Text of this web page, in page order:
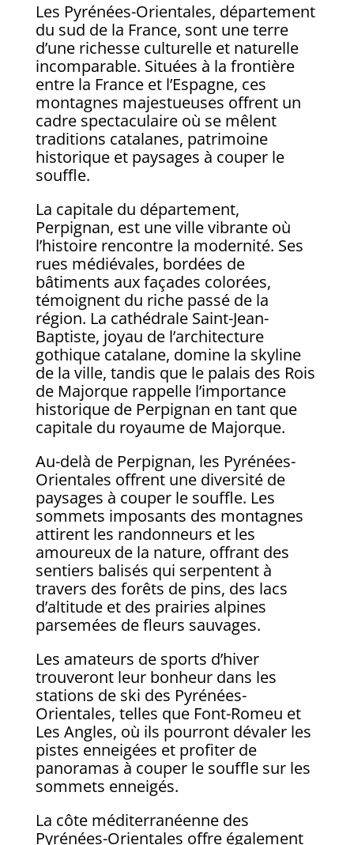
Les Pyrénées-Orientales, département
du sud de la France, sont une terre
d’une richesse culturelle et naturelle
incomparable. Situées à la frontière
entre la France et l’Espagne, ces
montagnes majestueuses offrent un
cadre spectaculaire où se mêlent
traditions catalanes, patrimoine
historique et paysages à couper le
souffle.
La capitale du département,
Perpignan, est une ville vibrante où
l’histoire rencontre la modernité. Ses
rues médiévales, bordées de
bâtiments aux façades colorées,
témoignent du riche passé de la
région. La cathédrale Saint-Jean-
Baptiste, joyau de l’architecture
gothique catalane, domine la skyline
de la ville, tandis que le palais des Rois
de Majorque rappelle l’importance
historique de Perpignan en tant que
capitale du royaume de Majorque.
Au-delà de Perpignan, les Pyrénées-
Orientales offrent une diversité de
paysages à couper le souffle. Les
sommets imposants des montagnes
attirent les randonneurs et les
amoureux de la nature, offrant des
sentiers balisés qui serpentent à
travers des forêts de pins, des lacs
d’altitude et des prairies alpines
parsemées de fleurs sauvages.
Les amateurs de sports d’hiver
trouveront leur bonheur dans les
stations de ski des Pyrénées-
Orientales, telles que Font-Romeu et
Les Angles, où ils pourront dévaler les
pistes enneigées et profiter de
panoramas à couper le souffle sur les
sommets enneigés.
La côte méditerranéenne des
Pyrénées-Orientales offre également